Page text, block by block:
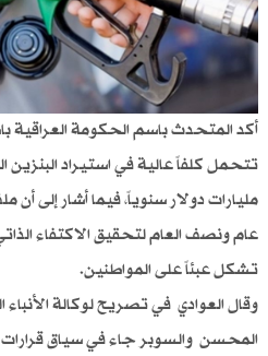
أكد المتحدث باسم الحكومة العراقية
مليارات دولار سنوياً، فيما أشار إلى
عام ونصف العام لتحقيق الاكتفاء
تشكل عبئاً على المواطنين.
وقال العوادي في تصريح لوكالة الأنباء
المحسن والسوبر جاء في سياق